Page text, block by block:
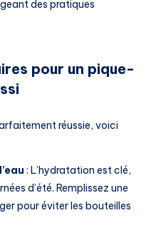
des pratiques
pour un pique-
réussie, voici
: L’hydratation est clé,
d’été. Remplissez une
pour éviter les bouteilles